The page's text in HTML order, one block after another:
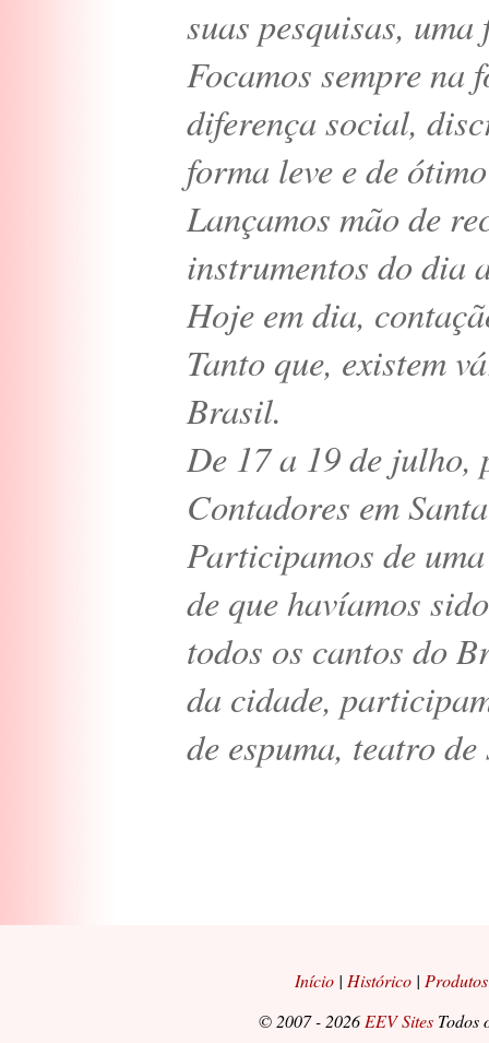
suas pesquisas,
Focamos sempre na
diferença social,
forma leve e de
Lançamos mão de
instrumentos do dia
Hoje em dia,
Tanto que, existem
Brasil.
De 17 a 19 de
Contadores em
Participamos de
de que havíamos
todos os cantos do
da cidade,
de espuma, teatro
Início | Histórico | Produtos
© 2007 - 2026EEV Sites Todos